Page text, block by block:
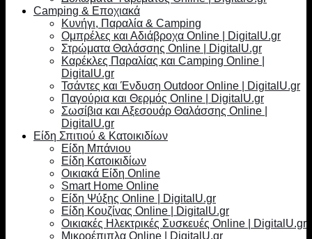
Camping & Εποχιακά
Κυνήγι, Παραλία & Camping
Ομπρέλες και Αδιάβροχα Online | DigitalU.gr
Στρώματα Θαλάσσης Online | DigitalU.gr
Καρέκλες Παραλίας και Camping Online |
DigitalU.gr
Τσάντες και Ένδυση Outdoor Online | DigitalU.gr
Παγούρια και Θερμός Online | DigitalU.gr
Σωσίβια και Αξεσουάρ Θαλάσσης Online |
DigitalU.gr
Είδη Σπιτιού & Κατοικιδίων
Είδη Μπάνιου
Είδη Κατοικιδίων
Οικιακά Είδη Online
Smart Home Online
Είδη Ψύξης Online | DigitalU.gr
Είδη Κουζίνας Online | DigitalU.gr
Οικιακές Ηλεκτρικές Συσκευές Online | DigitalU.gr
Μικροέπιπλα Online | DigitalU.gr